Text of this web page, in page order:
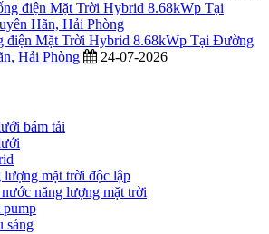
điện Mặt Trời Hybrid 8.68kWp Tại Đường
Hải Phòng
24-07-2026
bám tải
lượng mặt trời độc lập
năng lượng mặt trời
pump
sáng